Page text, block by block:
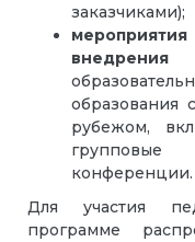
заказчиками);
внедрения
образования
рубежом,
групповые
конференции.
Для участия
программе